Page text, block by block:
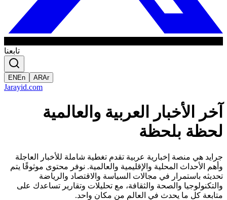
تابعنا
EN En ARAr
Jarayid.com
آخر الأخبار العربية والعالمية
لحظة بلحظة
جرايد هي منصة إخبارية عربية تقدم تغطية شاملة للأخبار العاجلة
وأهم الأحداث المحلية والإقليمية والعالمية. نوفر محتوى موثوقًا يتم
تحديثه باستمرار في مجالات السياسة والاقتصاد والرياضة
والتكنولوجيا والصحة والثقافة، مع تحليلات وتقارير تساعدك على
متابعة كل ما يحدث في العالم من مكان واحد.